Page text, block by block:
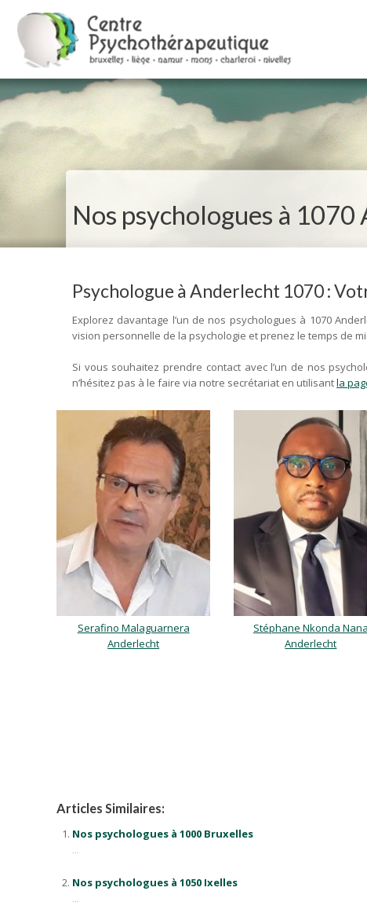
Nos psychologues à
Psychologue à Anderlecht 1070 :
Explorez davantage l’un de nos psychologues à 1070
vision personnelle de la psychologie et prenez le temps de
Si vous souhaitez prendre contact avec l’un de nos
n’hésitez pas à le faire via notre secrétariat en utilisantla
Serafino Malaguarnera
Anderlecht
Stéphane Nkonda Nana
Anderlecht
Articles Similaires:
Nos psychologues à 1000 Bruxelles
...
Nos psychologues à 1050 Ixelles
...